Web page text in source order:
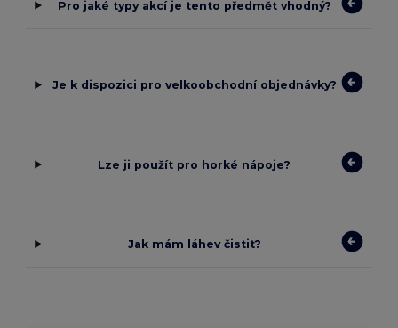
Pro jaké typy akcí je tento předmět vhodný?
Je k dispozici pro velkoobchodní objednávky?
Lze ji použít pro horké nápoje?
Jak mám láhev čistit?